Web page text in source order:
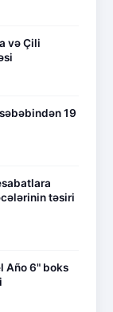
və Çili
19
təsiri
Año 6" boks